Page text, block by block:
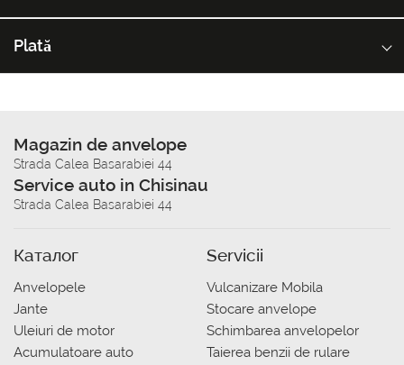
Plată
Magazin de anvelope
Strada Calea Basarabiei 44
Service auto in Chisinau
Strada Calea Basarabiei 44
Каталог
Anvelopele
Jante
Uleiuri de motor
Acumulatoare auto
Servicii
Vulcanizare Mobila
Stocare anvelope
Schimbarea anvelopelor
Taierea benzii de rulare